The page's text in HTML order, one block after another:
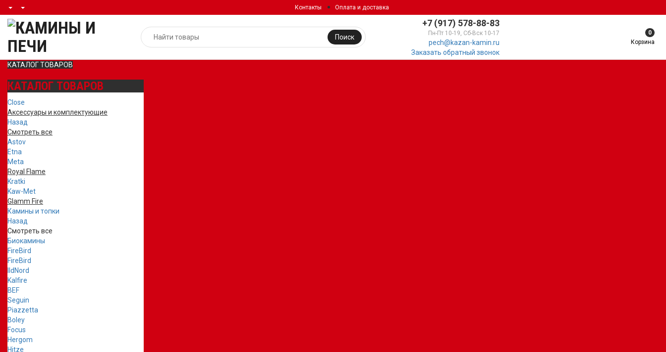
Контакты Оплата и доставка
+7 (917) 578-88-83
Пн-Пт 10-19, Сб-Вск 10-17
pech@kazan-kamin.ru
Заказать обратный звонок
Поиск
0
Корзина
КАТАЛОГ ТОВАРОВ
КАТАЛОГ ТОВАРОВ
Close
Аксессуары и комплектующие
Назад
Смотреть все
Astov
Etna
Meta
Royal Flame
Kratki
Kaw-Met
Glamm Fire
Камины и топки
Назад
Смотреть все
Биокамины
FireBird
FireBird
IldNord
Kalfire
BEF
Seguin
Piazzetta
Boley
Focus
Hergom
Hitze